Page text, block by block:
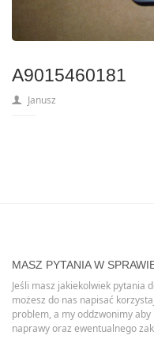
A9015460181
Janusz
MASZ PYTANIA W
Jeśli masz jakiekolwiek pytania
możesz do nas napisać
problem, a my oddzwonimy
naprawy oraz ewentualnego